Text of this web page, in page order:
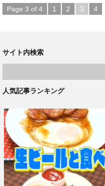
Page 3 of 4 1 2 3 4
サイト内検索
人気記事ランキング